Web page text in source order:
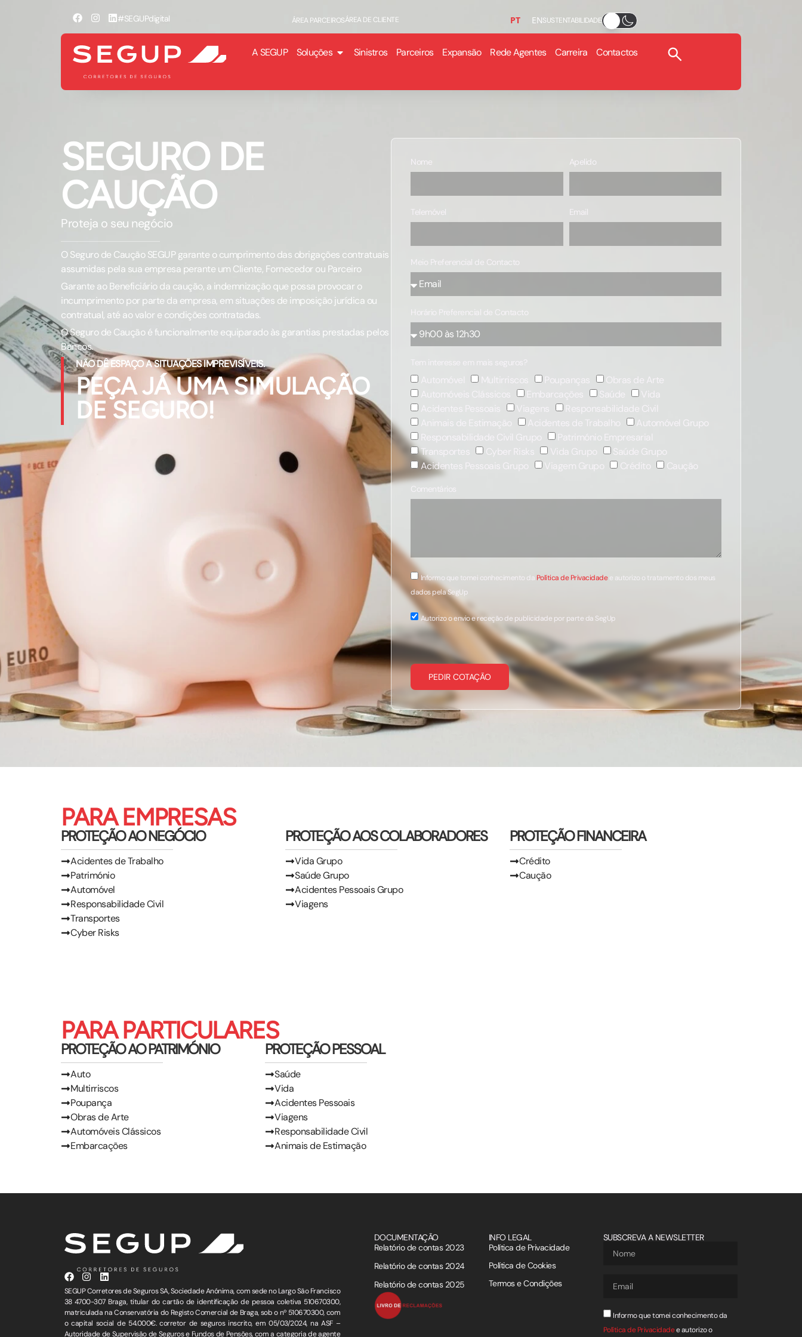
#SEGUPdigital ÁREA PARCEIROSÁREA DE CLIENTE PT ENSUSTENTABILIDADE
A SEGUP Soluções Sinistros Parceiros Expansão Rede Agentes Carreira Contactos
SEGURO DE
CAUÇÃO
Proteja o seu negócio
O Seguro de Caução SEGUP garante o cumprimento das obrigações contratuais
assumidas pela sua empresa perante um Cliente, Fornecedor ou Parceiro
Garante ao Beneficiário da caução, a indemnização que possa provocar o
incumprimento por parte da empresa, em situações de imposição jurídica ou
contratual, até ao valor e condições contratadas.
O Seguro de Caução é funcionalmente equiparado às garantias prestadas pelos
Bancos.
NÃO DÊ ESPAÇO A SITUAÇÕES IMPREVISÍVEIS.
PEÇA JÁ UMA SIMULAÇÃO
DE SEGURO!
Nome Apelido
Telemóvel Email
Meio Preferencial de Contacto
Horário Preferencial de Contacto
Poupanças
Obras de Arte
Embarcações Saúde
Vida
Responsabilidade Civil
Animais de Estimação
Acidentes de Trabalho
Automóvel Grupo
Responsabilidade Civil Grupo
Património Empresarial
Transportes
Cyber Risks Vida Grupo
Saúde Grupo
Acidentes Pessoais Grupo
Viagem Grupo Crédito Caução
Comentários
Informo que tomei conhecimento da Política de Privacidadee autorizo o tratamento dos meus
dados pela SegUp
Autorizo o envio e receção de publicidade por parte da SegUp
PEDIR COTAÇÃO
PARA EMPRESAS
PROTEÇÃO AO NEGÓCIO
Acidentes de Trabalho
Património
Automóvel
Responsabilidade Civil
Transportes
Cyber Risks
PROTEÇÃO AOS COLABORADORES
Vida Grupo
Saúde Grupo
Acidentes Pessoais Grupo
Viagens
PROTEÇÃO FINANCEIRA
Crédito
Caução
PARA PARTICULARES
PROTEÇÃO AO PATRIMÓNIO
Auto
Multirriscos
Poupança
Obras de Arte
Automóveis Clássicos
Embarcações
PROTEÇÃO PESSOAL
Saúde
Vida
Acidentes Pessoais
Viagens
Responsabilidade Civil
Animais de Estimação
SEGUP Corretores de Seguros SA, Sociedade Anónima, com sede no Largo São Francisco
38 4700-307 Braga, titular do cartão de identificação de pessoa coletiva 510670300,
matriculada na Conservatória do Registo Comercial de Braga, sob o nº 510670300, com
o capital social de 54.000€. corretor de seguros inscrito, em 05/03/2024, na ASF –
Autoridade de Supervisão de Seguros e Fundos de Pensões, com a categoria de agente
DOCUMENTAÇÃO
Relatório de contas 2023
Relatório de contas 2024
Relatório de contas 2025
INFO LEGAL
Política de Privacidade
Política de Cookies
Termos e Condições
SUBSCREVA A NEWSLETTER
Informo que tomei conhecimento da
Política de Privacidadee autorizo o